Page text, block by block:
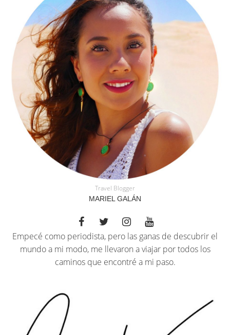
Travel Blogger
MARIEL GALÁN
Empecé como periodista, pero las ganas de descubrir el
mundo a mi modo, me llevaron a viajar por todos los
caminos que encontré a mi paso.